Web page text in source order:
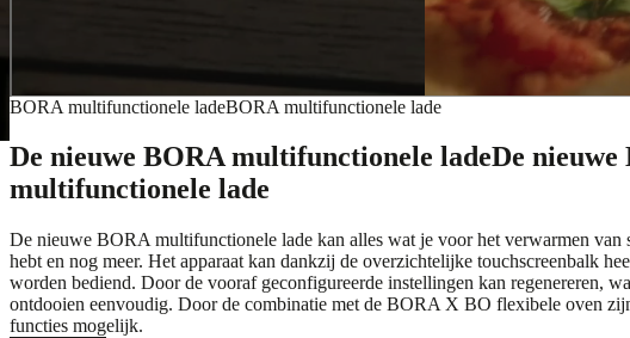
BORA multifunctionele ladeBORA multifunctionele lade
De nieuwe BORA multifunctionele ladeDe nieuwe
multifunctionele lade
De nieuwe BORA multifunctionele lade kan alles wat je voor het verwarmen van
hebt en nog meer. Het apparaat kan dankzij de overzichtelijke touchscreenbalk
worden bediend. Door de vooraf geconfigureerde instellingen kan regenereren,
ontdooien eenvoudig. Door de combinatie met de BORA X BO flexibele oven
functies mogelijk.